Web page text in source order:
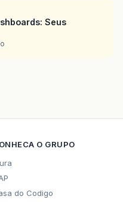
Seus
O GRUPO
do Codigo